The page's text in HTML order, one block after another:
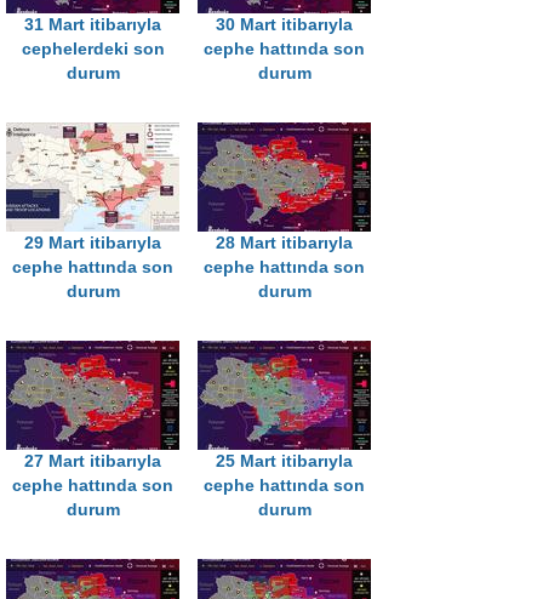
31 Mart itibarıyla
cephelerdeki son
durum
30 Mart itibarıyla
cephe hattında son
durum
29 Mart itibarıyla
cephe hattında son
durum
28 Mart itibarıyla
cephe hattında son
durum
27 Mart itibarıyla
cephe hattında son
durum
25 Mart itibarıyla
cephe hattında son
durum